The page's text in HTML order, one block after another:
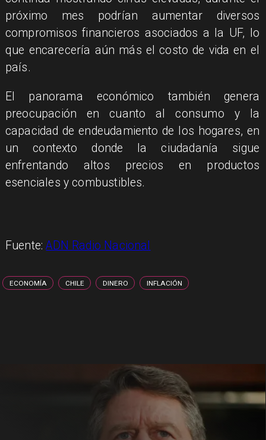
próximo mes podrían aumentar diversos
compromisos financieros asociados a la UF, lo
que encarecería aún más el costo de vida en el
país.
El panorama económico también genera
preocupación en cuanto al consumo y la
capacidad de endeudamiento de los hogares, en
un contexto donde la ciudadanía sigue
enfrentando altos precios en productos
esenciales y combustibles.
Fuente:ADN Radio Nacional
ECONOMÍA CHILE DINERO INFLACIÓN